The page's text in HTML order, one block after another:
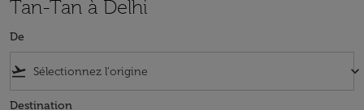
Tan-Tan à Delhi
De
flight_takeoff keyboard_arrow_down
Destination